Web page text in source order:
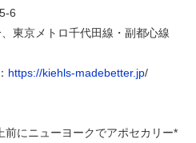
6
東京メトロ千代⽥線・副都⼼線
https://kiehls-madebetter.jp/
前にニューヨークでアポセカリー*